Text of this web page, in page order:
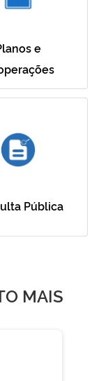
e
Pública
MAIS